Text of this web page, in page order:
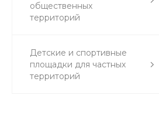
общественных
территорий
Детские и спортивные
площадки для частных
территорий